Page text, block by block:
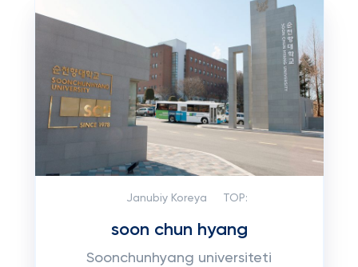
Janubiy Koreya TOP:
soon chun hyang
Soonchunhyang universiteti